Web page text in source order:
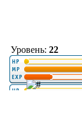
Уровень: 22